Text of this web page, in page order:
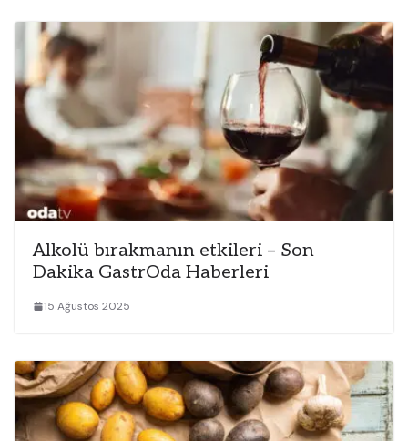
Alkolü bırakmanın etkileri – Son
Dakika GastrOda Haberleri
15 Ağustos 2025